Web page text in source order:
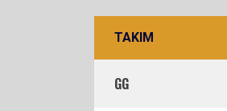
TAKIM
GG